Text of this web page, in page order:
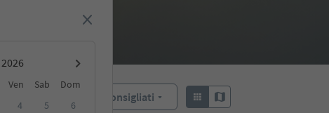
Ven Sab
Dom
4 5
6
Consigliati